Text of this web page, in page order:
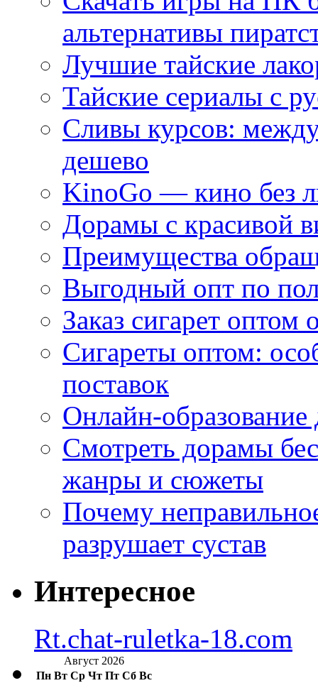
альтернативы
Лучшие тайские
Тайские сериалы с
Сливы курсов:
дешево
KinoGo — кино без
Дорамы с красивой
Преимущества
Выгодный опт по
Заказ сигарет оптом
Сигареты оптом:
поставок
Онлайн-
Смотреть дорамы
жанры и сюжеты
Почему
разрушает сустав
Интересное
Rt.chat-ruletka-18.com
Август 2026
Пн Вт Ср Чт Пт Сб Вс